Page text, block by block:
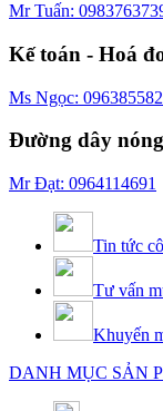
Mr Tuấn:
Kế toán - Hoá
Ms Ngọc:
Đường dây nóng
Mr Đạt: 0964114691
Tin tức
Tư vấn
Khuyến
DANH MỤC SẢN